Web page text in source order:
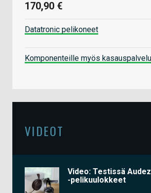
170,90 €
Datatronic pelikoneet
Komponenteille myös kasauspalvelu
VIDEOT
Video: Testissä
-pelikuulokkeet